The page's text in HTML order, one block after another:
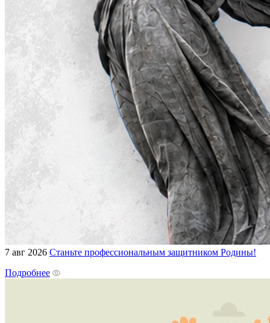
7 авг 2026 Станьте профессиональным защитником Родины!
Подробнее